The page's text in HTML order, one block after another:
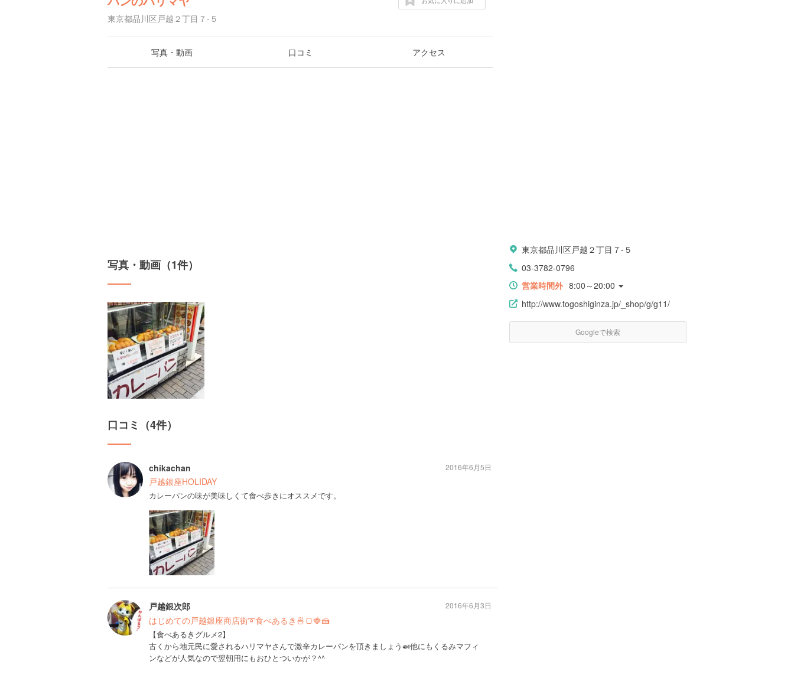
東京都品川区戸越２丁目７-５
写真・動画 口コミ アクセス
写真・動画（1件）
口コミ（4件）
chikachan
戸越銀座HOLIDAY
カレーパンの味が美味しくて食べ歩きにオススメです。
2016年6月5日
戸越銀次郎
はじめての戸越銀座商店街➰食べあるき🍜🍞🍓🍰
【食べあるきグルメ2】
古くから地元民に愛されるハリマヤさんで激辛カレーパンを頂きましょう🍛他にもくるみマフィ
ンなどが人気なので翌朝用にもおひとついかが？^^
2016年6月3日
東京都品川区戸越２丁目７-５
03-3782-0796
営業時間外 8:00～20:00
http://www.togoshiginza.jp/_shop/g/g11/
Googleで検索